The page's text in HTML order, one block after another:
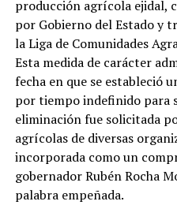
producción agrícola ejidal,
por Gobierno del Estado y
la Liga de Comunidades
Esta medida de carácter
fecha en que se estableció
por tiempo indefinido para
eliminación fue solicitada
agrícolas de diversas
incorporada como un
gobernador Rubén Rocha
palabra empeñada.